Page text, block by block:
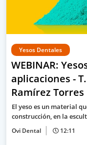
Yesos Dentales
WEBINAR:
aplicaciones -
Ramírez Torres
El yeso es un material
construcción, en la
Ovi Dental 12:11